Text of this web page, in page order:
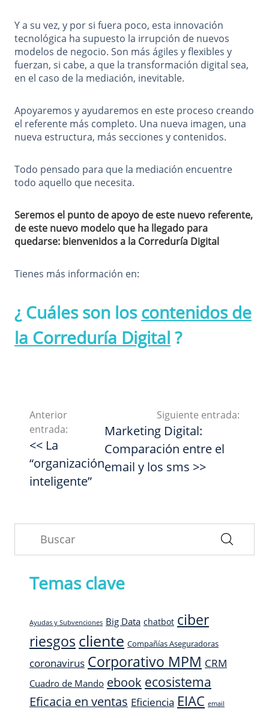
Y a su vez, y por si fuera poco, esta innovación
tecnológica ha supuesto la irrupción de nuevos
modelos de negocio. Son más ágiles y flexibles y
fuerzan, si cabe, a que la transformación digital sea,
en el caso de la mediación, inevitable.
Apoyaremos y ayudaremos en este proceso creando
el referente más completo. Una nueva imagen, una
nueva estructura, más secciones y contenidos.
Todo pensado para que la mediación encuentre
todo aquello que necesita.
Seremos el punto de apoyo de este nuevo referente,
de este nuevo modelo que ha llegado para
quedarse: bienvenidos a la Correduría Digital
Tienes más información en:
¿ Cuáles son loscontenidos de
la Correduría Digital ?
Anterior
entrada:
<< La
“organización
inteligente”
Siguiente entrada:
Marketing Digital:
Comparación entre el
email y los sms >>
Temas clave
Ayudas y Subvenciones Big Data chatbot ciber
riesgos cliente Compañías Aseguradoras
coronavirus Corporativo MPM CRM
Cuadro de Mando ebook ecosistema
Eficacia en ventas Eficiencia EIAC email